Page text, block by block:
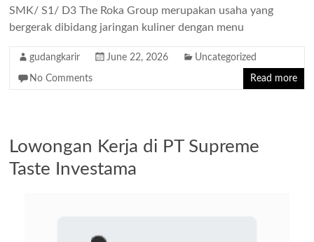
SMK/ S1/ D3 The Roka Group merupakan usaha yang
bergerak dibidang jaringan kuliner dengan menu
gudangkarir June 22, 2026 Uncategorized
No Comments Read more
Lowongan Kerja di PT Supreme
Taste Investama